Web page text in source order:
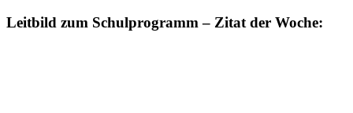
Leitbild zum Schulprogramm – Zitat der Woche: